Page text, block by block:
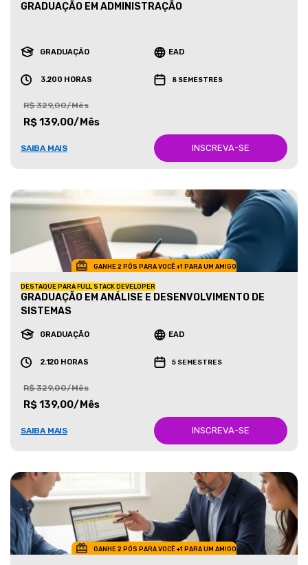
GRADUAÇÃO EM ADMINISTRAÇÃO
GRADUAÇÃO EAD
3.200 HORAS 8 SEMESTRES
R$ 329,00/Mês
R$ 139,00/Mês
SAIBA MAIS INSCREVA-SE
GANHE 2 PÓS PARA VOCÊ +1 PARA UM AMIGO
DESTAQUE PARA FULL STACK DEVELOPER
GRADUAÇÃO EM ANÁLISE E DESENVOLVIMENTO DE
SISTEMAS
GRADUAÇÃO EAD
2.120 HORAS 5 SEMESTRES
R$ 329,00/Mês
R$ 139,00/Mês
SAIBA MAIS INSCREVA-SE
GANHE 2 PÓS PARA VOCÊ +1 PARA UM AMIGO